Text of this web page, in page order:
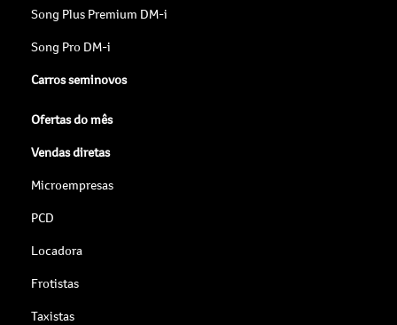
Song Plus Premium DM-i
Song Pro DM-i
Carros seminovos
Ofertas do mês
Vendas diretas
Microempresas
PCD
Locadora
Frotistas
Taxistas